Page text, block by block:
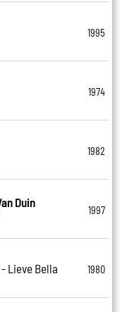
1995
1974
1982
Duin
1997
Lieve Bella
1980